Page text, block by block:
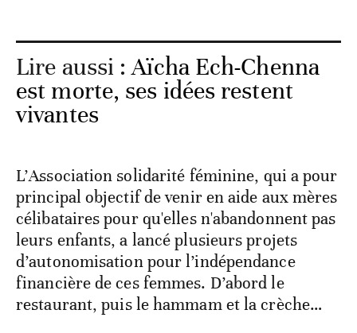
Lire aussi :Aïcha Ech-Chenna
est morte, ses idées restent
vivantes
L’Association solidarité féminine, qui a pour
principal objectif de venir en aide aux mères
célibataires pour qu'elles n'abandonnent pas
leurs enfants, a lancé plusieurs projets
d’autonomisation pour l’indépendance
financière de ces femmes. D’abord le
restaurant, puis le hammam et la crèche…